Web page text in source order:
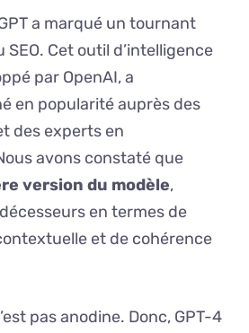
a marqué un tournant
SEO. Cet outil d’intelligence
par OpenAI, a
en popularité auprès des
des experts en
avons constaté que
version du modèle,
en termes de
et de cohérence
pas anodine. Donc, GPT-4